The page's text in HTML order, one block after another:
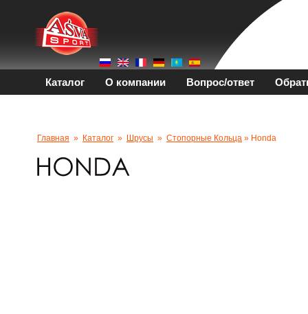
Каталог О компании Вопрос/ответ
Главная » Каталог » Шрусы » Стопорные Кольца » Honda